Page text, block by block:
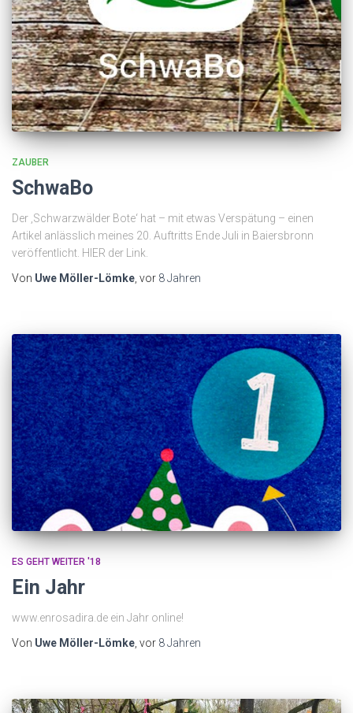
ZAUBER
SchwaBo
Der ‚Schwarzwälder Bote‘ hat – mit etwas Verspätung – einen
Artikel anlässlich meines 20. Auftritts Ende Juli in Baiersbronn
veröffentlicht. HIER der Link.
Von Uwe Möller-Lömke , vor 8 Jahren
ES GEHT WEITER '18
Ein Jahr
www.enrosadira.de ein Jahr online!
Von Uwe Möller-Lömke , vor 8 Jahren